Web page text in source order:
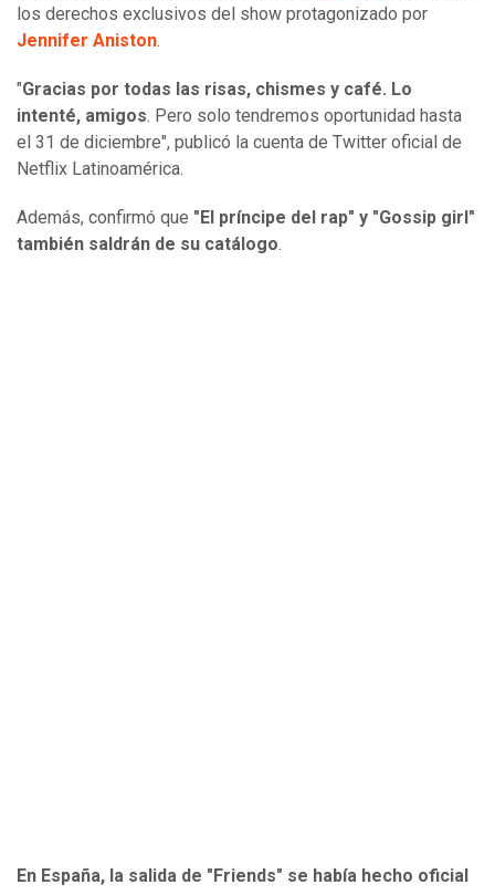
los derechos exclusivos del show protagonizado por
Jennifer Aniston.
"Gracias por todas las risas, chismes y café. Lo
intenté, amigos. Pero solo tendremos oportunidad hasta
el 31 de diciembre", publicó la cuenta de Twitter oficial de
Netflix Latinoamérica.
Además, confirmó que "El príncipe del rap" y "Gossip girl"
también saldrán de su catálogo.
En España, la salida de "Friends" se había hecho oficial